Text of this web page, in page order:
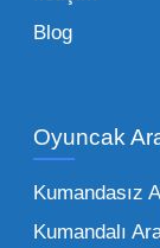
Toptan
kadar
Oyuncak
Blog
Oyuncak
Kumandasız
Kumandalı